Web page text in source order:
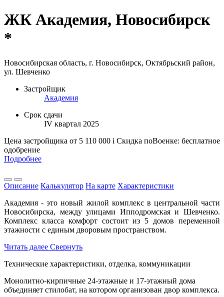
ЖК Академия, Новосибирск
*
Новосибирская область, г. Новосибирск, Октябрьский район,
ул. Шевченко
Застройщик
Академия
Срок сдачи
IV квартал 2025
Цена застройщика от 5 110 000 i Скидка поВоенке: бесплатное
одобрение
Подробнее
Описание Калькулятор На карте Характеристики
Академия - это новый жилой комплекс в центральной части
Новосибирска, между улицами Ипподромская и Шевченко.
Комплекс класса комфорт состоит из 5 домов переменной
этажности с единым дворовым пространством.
Читать далее Свернуть
Технические характеристики, отделка, коммуникации
Монолитно-кирпичные 24-этажные и 17-этажный дома
объединяет стилобат, на котором организован двор комплекса.